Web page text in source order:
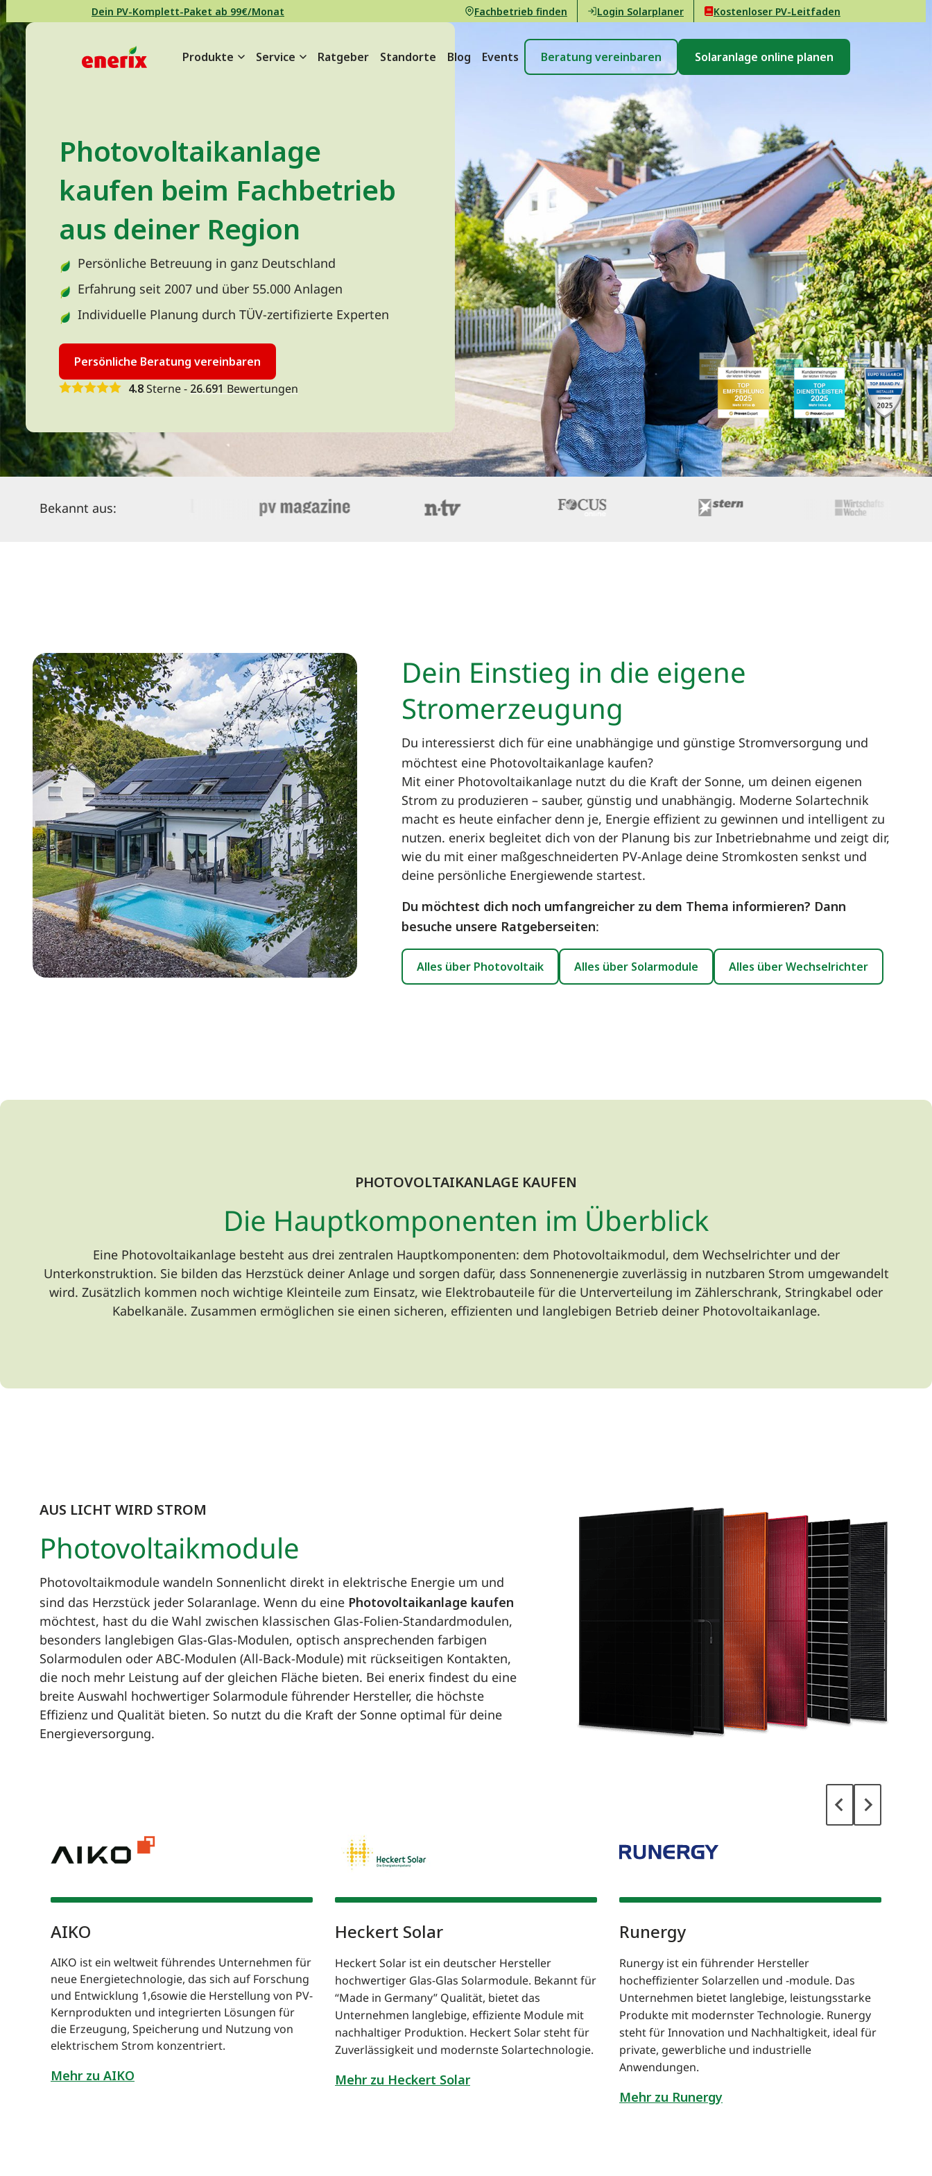
Direkt zum Inhalt wechselnDein PV-Komplett-Paket ab 99€/Monat Fachbetrieb finden Login Solarplaner Kostenloser PV-Leitfaden
Hauptnavigation
Produkte Service Ratgeber Standorte Blog Events Beratung vereinbaren Solaranlage online planen
Photovoltaikanlage
kaufen beim Fachbetrieb
aus deiner Region
Persönliche Betreuung in ganz Deutschland
Erfahrung seit 2007 und über 55.000 Anlagen
Individuelle Planung durch TÜV-zertifizierte Experten
Persönliche Beratung vereinbaren
4.8Sterne - 26.691Bewertungen
Bekannt aus:
Dein Einstieg in die eigene
Stromerzeugung
Du interessierst dich für eine unabhängige und günstige Stromversorgung und
möchtest eine Photovoltaikanlage kaufen?
Mit einer Photovoltaikanlage nutzt du die Kraft der Sonne, um deinen eigenen
Strom zu produzieren – sauber, günstig und unabhängig. Moderne Solartechnik
macht es heute einfacher denn je, Energie effizient zu gewinnen und intelligent zu
nutzen. enerix begleitet dich von der Planung bis zur Inbetriebnahme und zeigt dir,
wie du mit einer maßgeschneiderten PV-Anlage deine Stromkosten senkst und
deine persönliche Energiewende startest.
Du möchtest dich noch umfangreicher zu dem Thema informieren? Dann
besuche unsere Ratgeberseiten:
Alles über Photovoltaik Alles über Solarmodule Alles über Wechselrichter
PHOTOVOLTAIKANLAGE KAUFEN
Die Hauptkomponenten im Überblick
Eine Photovoltaikanlage besteht aus drei zentralen Hauptkomponenten: dem Photovoltaikmodul, dem Wechselrichter und der
Unterkonstruktion. Sie bilden das Herzstück deiner Anlage und sorgen dafür, dass Sonnenenergie zuverlässig in nutzbaren Strom umgewandelt
wird. Zusätzlich kommen noch wichtige Kleinteile zum Einsatz, wie Elektrobauteile für die Unterverteilung im Zählerschrank, Stringkabel oder
Kabelkanäle. Zusammen ermöglichen sie einen sicheren, effizienten und langlebigen Betrieb deiner Photovoltaikanlage.
AUS LICHT WIRD STROM
Photovoltaikmodule
Photovoltaikmodule wandeln Sonnenlicht direkt in elektrische Energie um und
sind das Herzstück jeder Solaranlage. Wenn du eine Photovoltaikanlage kaufen
möchtest, hast du die Wahl zwischen klassischen Glas-Folien-Standardmodulen,
besonders langlebigen Glas-Glas-Modulen, optisch ansprechenden farbigen
Solarmodulen oder ABC-Modulen (All-Back-Module) mit rückseitigen Kontakten,
die noch mehr Leistung auf der gleichen Fläche bieten. Bei enerix findest du eine
breite Auswahl hochwertiger Solarmodule führender Hersteller, die höchste
Effizienz und Qualität bieten. So nutzt du die Kraft der Sonne optimal für deine
Energieversorgung.
AIKO
AIKO ist ein weltweit führendes Unternehmen für
neue Energietechnologie, das sich auf Forschung
und Entwicklung 1,6sowie die Herstellung von PV-
Kernprodukten und integrierten Lösungen für
die Erzeugung, Speicherung und Nutzung von
elektrischem Strom konzentriert.
Mehr zu AIKO
Heckert Solar
Heckert Solar ist ein deutscher Hersteller
hochwertiger Glas-Glas Solarmodule. Bekannt für
“Made in Germany” Qualität, bietet das
Unternehmen langlebige, effiziente Module mit
nachhaltiger Produktion. Heckert Solar steht für
Zuverlässigkeit und modernste Solartechnologie.
Mehr zu Heckert Solar
Runergy
Runergy ist ein führender Hersteller
hocheffizienter Solarzellen und -module. Das
Unternehmen bietet langlebige, leistungsstarke
Produkte mit modernster Technologie. Runergy
steht für Innovation und Nachhaltigkeit, ideal für
private, gewerbliche und industrielle
Anwendungen.
Mehr zu Runergy
Mach dein Haus zum Smart Energy Home und spare
Konkrete Tipps zu Technik, Planung & Förderung
Checklisten & einfache Erklärungen statt
stundenlanger Recherche
Jetzt gratis als PDF sichern
Mehr als 70.000 Hausbesitzer vertrauen bereits auf den Leitfaden.